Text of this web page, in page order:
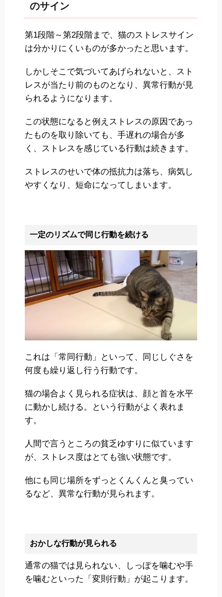
のサイン
第1段階～第2段階まで、猫のストレスサイン
は分かりにくいものが多かったと思います。
しかしそこで気づいてあげられないと、スト
レスが当たり前のものとなり、異常行動が見
られるようになります。
この状態になると例えストレスの原因であっ
たものを取り除いても、手遅れの場合が多
く、ストレスを感じている行動は続きます。
ストレスのせいで体の抵抗力は落ち、病気し
やすくなり、短命になってしまいます。
一定のリズムで同じ行動を続ける
これは「常同行動」といって、同じしぐさを
何度も繰り返し行う行動です。
猫の場合よく見られる症状は、顔と首を水平
に動かし続ける。という行動がよく表れま
す。
人間で言うところの貧乏ゆすりに似ています
が、ストレス度はとても強い状態です。
他にも同じ場所をずっとくんくんと臭ってい
るなど、異常な行動が見られます。
おかしな行動が見られる
通常の猫では見られない、しっぽを噛むや手
を噛むといった「変則行動」が起こります。